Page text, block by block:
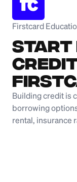
Firstcard
Start
Building credit is
borrowing
rental, insurance